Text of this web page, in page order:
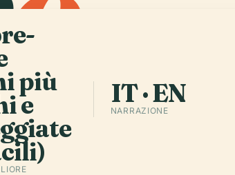
più
e IT · EN
NARRAZIONE